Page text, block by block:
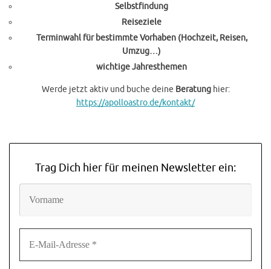
Selbstfindung
Reiseziele
Terminwahl für bestimmte Vorhaben (Hochzeit, Reisen,
Umzug…)
wichtige Jahresthemen
Werde jetzt aktiv und buche deine Beratunghier:
https://apolloastro.de/kontakt/
Trag Dich hier für meinen Newsletter ein: